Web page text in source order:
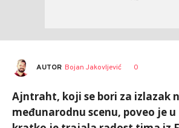
AUTOR Bojan Jakovljević 0
Ajntraht, koji se bori za izlazak
međunarodnu scenu, poveo je